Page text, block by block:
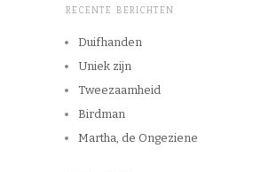
RECENTE BERICHTEN
Duifhanden
Uniek zijn
Tweezaamheid
Birdman
Martha, de Ongeziene